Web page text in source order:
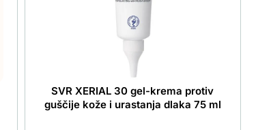
SVR XERIAL 30 gel-krema protiv
guščije kože i urastanja dlaka 75 ml